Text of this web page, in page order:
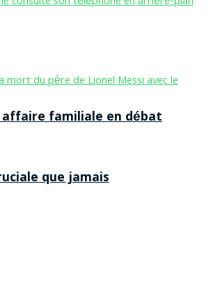
que jamais
affaire familiale en débat